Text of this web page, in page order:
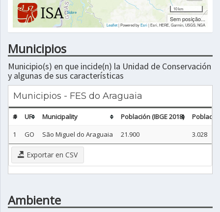
|Sobre
10 km
Sem posição...
Leaflet| Powered byEsri|Esri, HERE, Garmin, USGS, NGA
Municipios
Municipio(s) en que incide(n) la Unidad de Conservación
y algunas de sus características
Municipios - FES do Araguaia
# UF Municipality Población (IBGE 2018)
1
GO São Miguel do Araguaia 21.900 3.028
Exportar en CSV
Ambiente